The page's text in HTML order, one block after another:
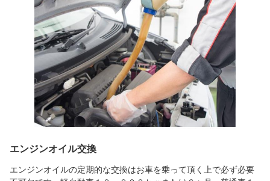
エンジンオイル交換
エンジンオイルの定期的な交換はお車を乗って頂く上で必ず必要